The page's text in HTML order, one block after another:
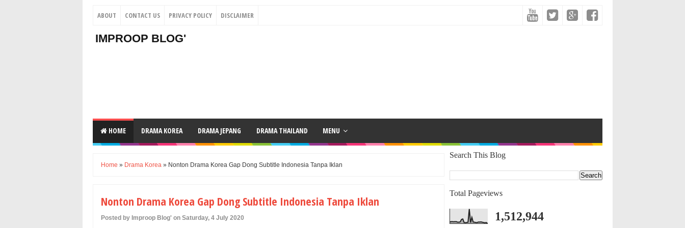
ABOUT CONTACT US PRIVACY POLICY DISCLAIMER
IMPROOP BLOG'
HOME DRAMA KOREA DRAMA JEPANG DRAMA THAILAND MENU
Home » Drama Korea » Nonton Drama Korea Gap Dong Subtitle Indonesia Tanpa Iklan
Nonton Drama Korea Gap Dong Subtitle Indonesia Tanpa Iklan
Posted by Improop Blog' on Saturday, 4 July 2020
Search This Blog
Total Pageviews
1,512,944